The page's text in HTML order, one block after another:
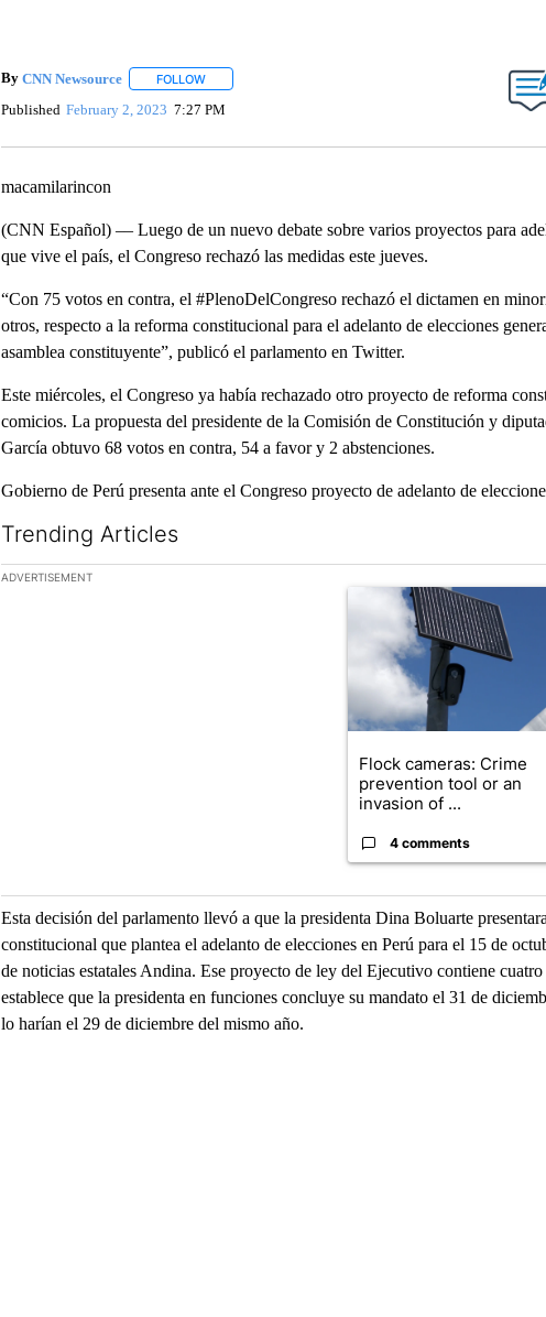
By CNN Newsource FOLLOWFOLLOW "" TO RECEIVE NOTIFICATIONS ABOUT NEW
Published February 2, 2023 7:27 PM
macamilarincon
(CNN Español) –– Luego de un nuevo debate sobre varios proyectos para
que vive el país, el Congreso rechazó las medidas este jueves.
“Con 75 votos en contra, el #PlenoDelCongreso rechazó el dictamen en
otros, respecto a la reforma constitucional para el adelanto de elecciones
asamblea constituyente”, publicó el parlamento en Twitter.
Este miércoles, el Congreso ya había rechazado otro proyecto de reforma
comicios. La propuesta del presidente de la Comisión de Constitución y
García obtuvo 68 votos en contra, 54 a favor y 2 abstenciones.
Gobierno de Perú presenta ante el Congreso proyecto de adelanto de
Trending Articles
The following is a list of the most commented articles in the last 7 days.
ADVERTISEMENT
A trending article titled
Flock cameras: Crime
prevention tool or an
invasion of ...
4 comments
Esta decisión del parlamento llevó a que la presidenta Dina Boluarte
constitucional que plantea el adelanto de elecciones en Perú para el 15 de
de noticias estatales Andina. Ese proyecto de ley del Ejecutivo contiene
establece que la presidenta en funciones concluye su mandato el 31 de
lo harían el 29 de diciembre del mismo año.